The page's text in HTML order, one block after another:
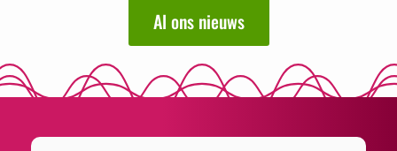
Al ons nieuws